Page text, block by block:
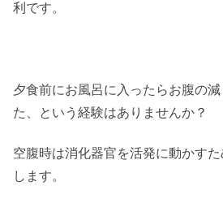
利です。
夕食前にお風呂に入ったらお腹の
た、という経験はありませんか？
空腹時は消化器官を活発に動かす
します。